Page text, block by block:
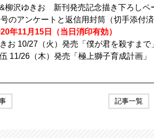
柳沢ゆきお 新刊発売記念描き下ろしペ
のアンケートと返信用封筒（切手添付
年11月15日（当日消印有効）
お 10/27（火）発売「僕が君を殺すまで
11/26（木）発売「極上獅子育成計画」
記事一覧